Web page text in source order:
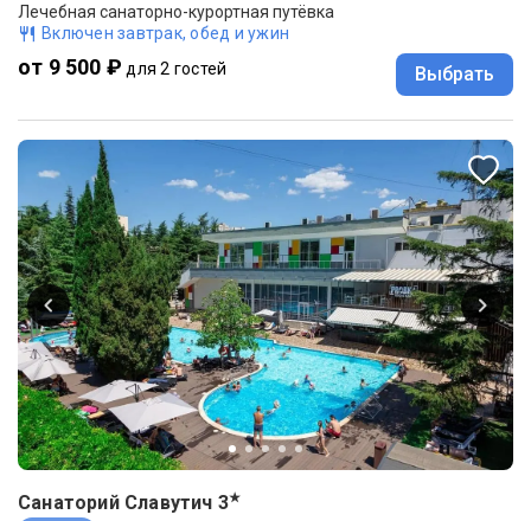
Лечебная санаторно-курортная путёвка
Включен завтрак, обед и ужин
от 9 500 ₽ для 2 гостей Выбрать
Санаторий Славутич 3★